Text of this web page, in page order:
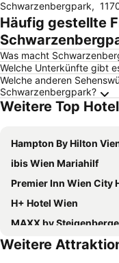
Schwarzenbergpark,
Häufig gestellte
Was macht
Welche Unterkünfte gibt
Welche anderen
Schwarzenbergpark?
Weitere Top
Hampton By Hilton Vienna City
ibis Wien Mariahilf
Premier Inn Wien City
H+ Hotel Wien
MAXX by Steigenberger
Jaz In The City Vienna
Weitere